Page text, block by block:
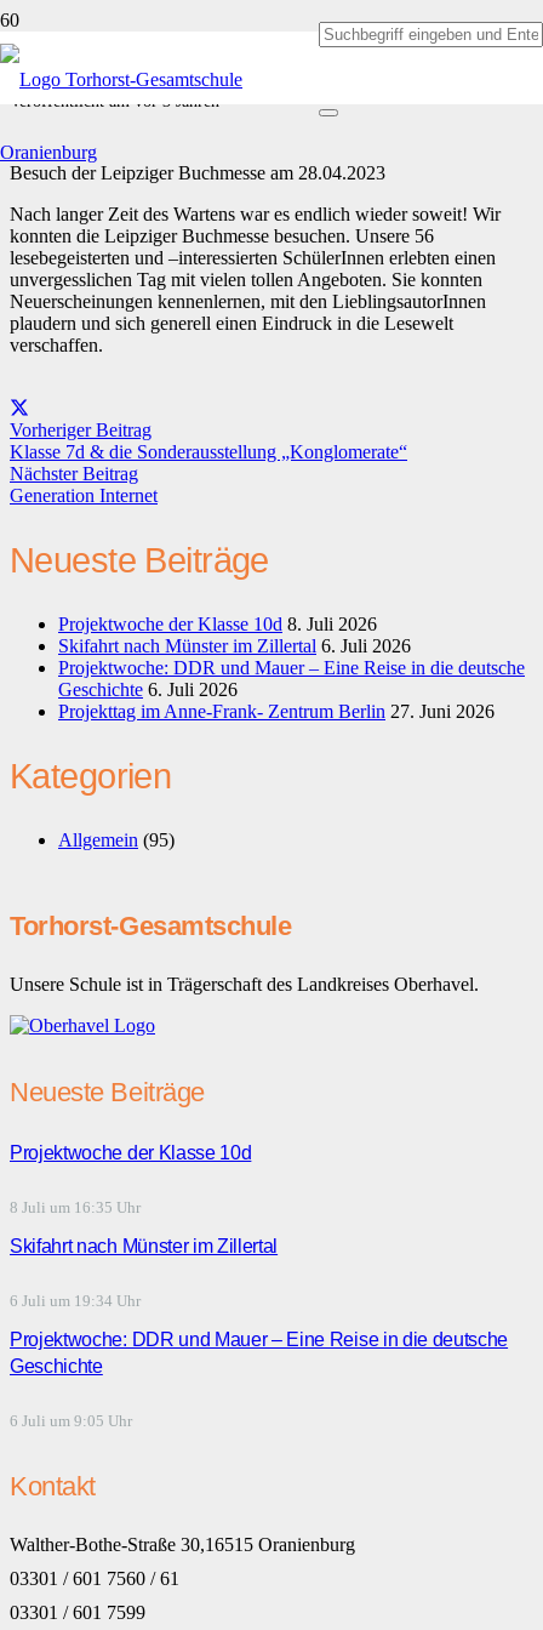
Leipziger Buchmesse
Veröffentlicht am vor 3 Jahren
Besuch der Leipziger Buchmesse am 28.04.2023
Nach langer Zeit des Wartens war es endlich wieder soweit! Wir
konnten die Leipziger Buchmesse besuchen. Unsere 56
lesebegeisterten und –interessierten SchülerInnen erlebten einen
unvergesslichen Tag mit vielen tollen Angeboten. Sie konnten
Neuerscheinungen kennenlernen, mit den LieblingsautorInnen
plaudern und sich generell einen Eindruck in die Lesewelt
verschaffen.
Vorheriger Beitrag
Klasse 7d & die Sonderausstellung „Konglomerate“
Nächster Beitrag
Generation Internet
Neueste Beiträge
Projektwoche der Klasse 10d 8. Juli 2026
Skifahrt nach Münster im Zillertal 6. Juli 2026
Projektwoche: DDR und Mauer – Eine Reise in die deutsche
Geschichte 6. Juli 2026
Projekttag im Anne-Frank- Zentrum Berlin 27. Juni 2026
Kategorien
Allgemein (95)
Torhorst-Gesamtschule
Unsere Schule ist in Trägerschaft des Landkreises Oberhavel.
Neueste Beiträge
Projektwoche der Klasse 10d
8 Juli um 16:35 Uhr
Skifahrt nach Münster im Zillertal
6 Juli um 19:34 Uhr
Projektwoche: DDR und Mauer – Eine Reise in die deutsche
Geschichte
6 Juli um 9:05 Uhr
Kontakt
Walther-Bothe-Straße 30,16515 Oranienburg
03301 / 601 7560 / 61
03301 / 601 7599